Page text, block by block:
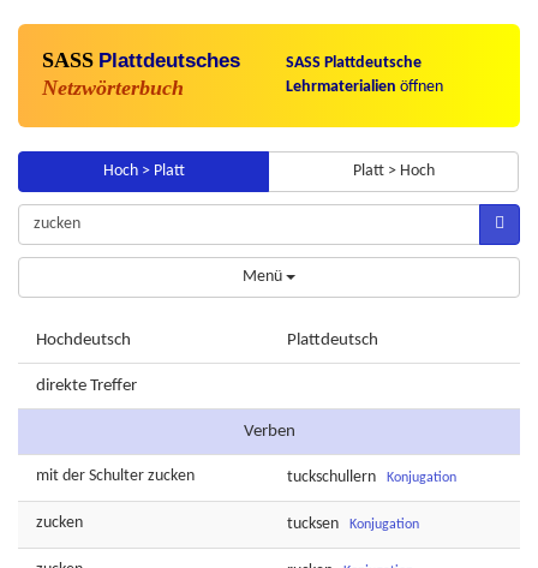
SASS Plattdeutsches
Netzwörterbuch
SASS Plattdeutsche
Lehrmaterialien öffnen
Hoch > Platt Platt > Hoch
Menü
Hochdeutsch Plattdeutsch
direkte Treffer
Verben
mit der Schulter zucken tuckschullern Konjugation
zucken tucksen Konjugation